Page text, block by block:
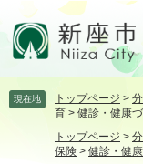
頭飛 現在地 トップページ >
育 > 健診・健康
トップページ >
保険 > 健診・健